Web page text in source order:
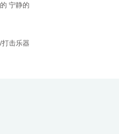
宁静的
击乐器